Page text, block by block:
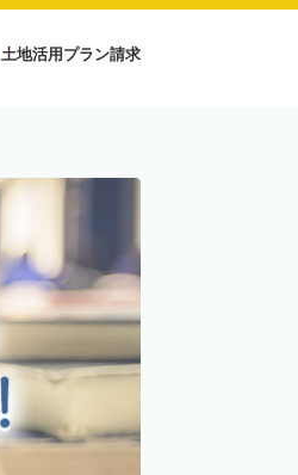
土地活用プラン請求